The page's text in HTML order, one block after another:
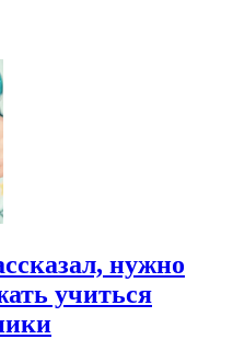
нужно
учиться